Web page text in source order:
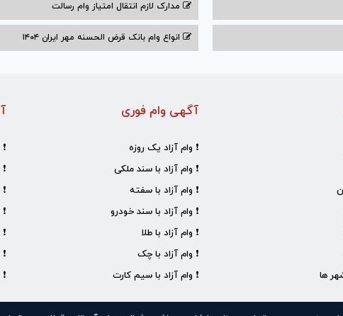
مدارک لازم انتقال امتیاز وام رسالت
انواع وام بانک قرض الحسنه مهر ایران ۱۴۰۴
آگهی وام فوری
❗ وام آزاد یک روزه
❗ وام آزاد با سند ملکی
❗ وام آزاد با سفته
❗ وام آزاد با سند خودرو
❗ وام آزاد با طلا
❗ وام آزاد با چک
❗ وام آزاد با سیم کارت
ها